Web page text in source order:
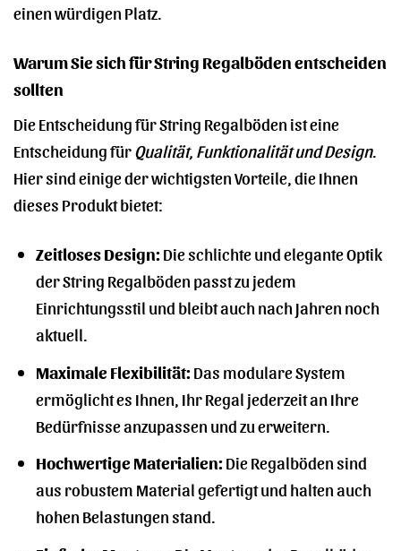
einen würdigen Platz.
Warum Sie sich für String Regalböden entscheiden
sollten
Die Entscheidung für String Regalböden ist eine
Entscheidung fürQualität, Funktionalität und Design.
Hier sind einige der wichtigsten Vorteile, die Ihnen
dieses Produkt bietet:
Zeitloses Design:Die schlichte und elegante Optik
der String Regalböden passt zu jedem
Einrichtungsstil und bleibt auch nach Jahren noch
aktuell.
Maximale Flexibilität:Das modulare System
ermöglicht es Ihnen, Ihr Regal jederzeit an Ihre
Bedürfnisse anzupassen und zu erweitern.
Hochwertige Materialien:Die Regalböden sind
aus robustem Material gefertigt und halten auch
hohen Belastungen stand.